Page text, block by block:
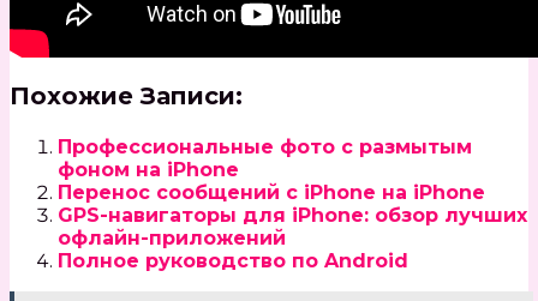
Похожие Записи:
Профессиональные фото с размытым
фоном на iPhone
Перенос сообщений с iPhone на iPhone
GPS-навигаторы для iPhone: обзор лучших
офлайн-приложений
Полное руководство по Android